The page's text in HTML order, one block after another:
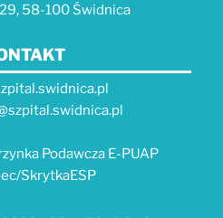
58-100 Świdnica
Podawcza E-PUAP
SkrytkaESP